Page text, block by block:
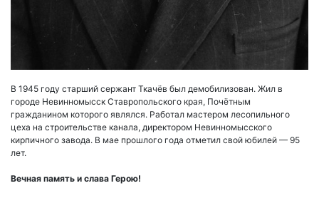
В 1945 году старший сержант Ткачёв был демобилизован. Жил в
городе Невинномысск Ставропольского края, Почётным
гражданином которого являлся. Работал мастером лесопильного
цеха на строительстве канала, директором Невинномысского
кирпичного завода. В мае прошлого года отметил свой юбилей — 95
лет.
Вечная память и слава Герою!